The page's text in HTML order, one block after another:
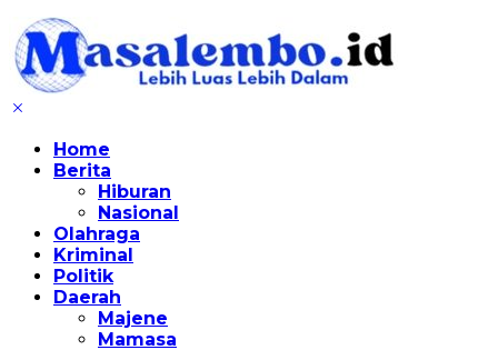
Home
Berita
Hiburan
Nasional
Olahraga
Kriminal
Politik
Daerah
Majene
Mamasa